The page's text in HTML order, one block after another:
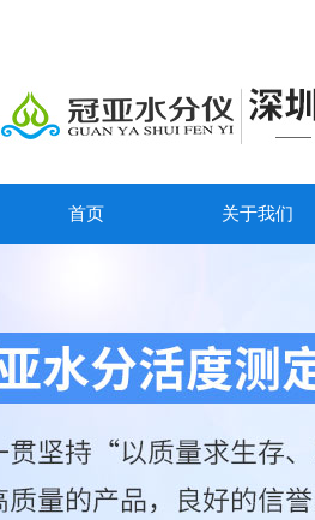
首页 关于我们